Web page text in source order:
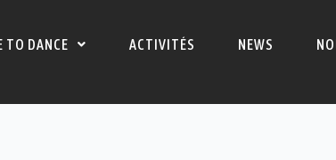
TO DANCE ACTIVITÉS NEWS